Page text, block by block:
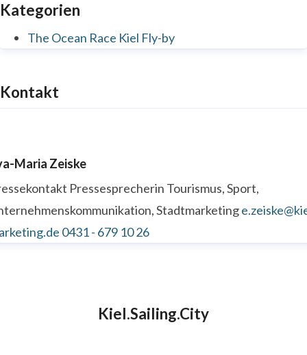
Kategorien
The Ocean Race Kiel Fly-by
Kontakt
Maria Zeiske
Pressesprecherin Tourismus, Sport,
Stadtmarketing
0431 - 679 10 26
Kiel.Sailing.City